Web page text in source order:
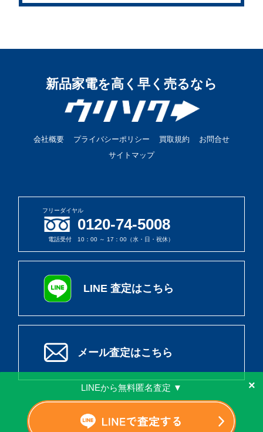
新品家電を高く早く売るなら
会社概要 プライバシーポリシー 買取規約
お問合せ
サイトマップ
フリーダイヤル
0120-74-5008
電話受付 10：00 ～ 17：00（水・日・祝休）
LINE 査定はこちら
メール査定はこちら
© 2026 ウリソク All rights reserved.
LINEから無料匿名査定 ▼ ×